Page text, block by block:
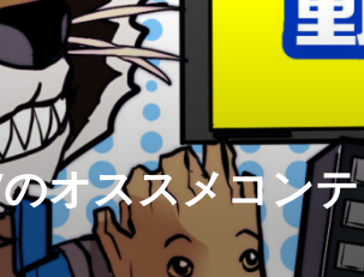
オススメコン